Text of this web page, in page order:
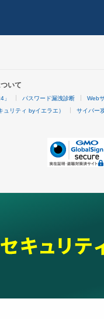
いて
」 パスワード漏洩診断 Web
リティ byイエラエ） サイバー